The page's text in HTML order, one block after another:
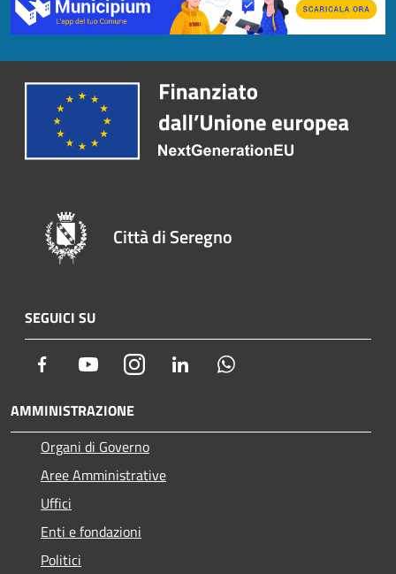
Città di Seregno
SEGUICI SU
Facebook YoutubeInstagram LinkedIn
AMMINISTRAZIONE
Organi di Governo
Aree Amministrative
Uffici
Enti e fondazioni
Politici